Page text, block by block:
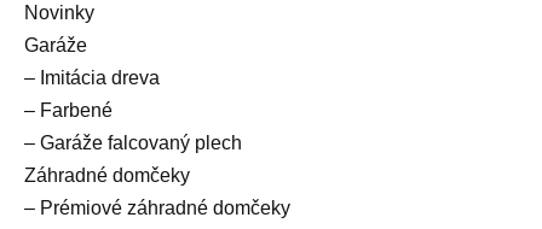
Novinky
Garáže
– Imitácia dreva
– Farbené
– Garáže falcovaný plech
Záhradné domčeky
– Prémiové záhradné domčeky